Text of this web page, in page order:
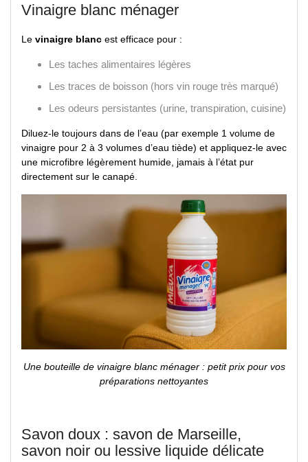
Vinaigre blanc ménager
Le vinaigre blanc est efficace pour :
Les taches alimentaires légères
Les traces de boisson (hors vin rouge très marqué)
Les odeurs persistantes (urine, transpiration, cuisine)
Diluez-le toujours dans de l’eau (par exemple 1 volume de
vinaigre pour 2 à 3 volumes d’eau tiède) et appliquez-le avec
une microfibre légèrement humide, jamais à l’état pur
directement sur le canapé.
Une bouteille de vinaigre blanc ménager : petit prix pour vos
préparations nettoyantes
Savon doux : savon de Marseille,
savon noir ou lessive liquide délicate